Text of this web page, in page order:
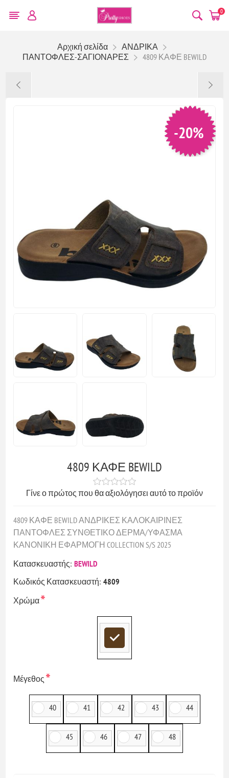
0
Αρχική σελίδα
ΑΝΔΡΙΚΑ
ΠΑΝΤΟΦΛΕΣ-ΣΑΓΙΟΝΑΡΕΣ
4809 ΚΑΦΕ BEWILD
-20%
4809 ΚΑΦΕ BEWILD
Γίνε ο πρώτος που θα αξιολόγησει αυτό το προϊόν
4809 ΚΑΦΕ BEWILD ΑΝΔΡΙΚΕΣ ΚΑΛΟΚΑΙΡΙΝΕΣ
ΠΑΝΤΟΦΛΕΣ ΣΥΝΘΕΤΙΚΟ ΔΕΡΜΑ/ΥΦΑΣΜΑ
ΚΑΝΟΝΙΚΗ ΕΦΑΡΜΟΓΗ COLLECTION S/S 2025
Κατασκευαστής: BEWILD
Κωδικός Κατασκευαστή: 4809
Χρώμα*
Μέγεθος*
40 41 42 43 44
45 46 47 48